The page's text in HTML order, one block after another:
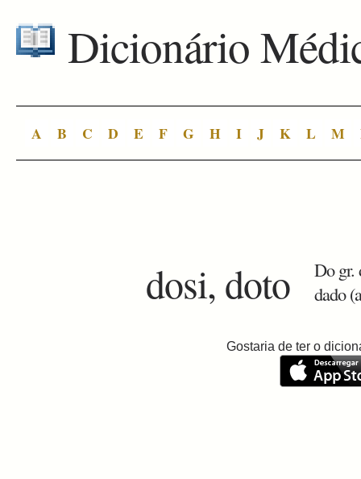
Dicionário
A B C D E F G H I J K L M
dosi, doto
Do gr.
dado
Gostaria de ter o